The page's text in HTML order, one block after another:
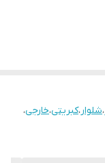
،شلوار،کبریتی،خارجی،